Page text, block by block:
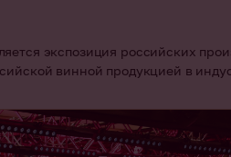
экспозиция российских
винной продукцией в